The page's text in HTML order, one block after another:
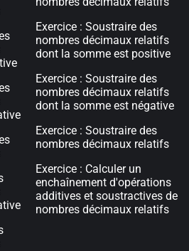
Exercice : Soustraire des
nombres décimaux relatifs
dont la somme est positive
Exercice : Soustraire des
nombres décimaux relatifs
dont la somme est négative
Exercice : Soustraire des
nombres décimaux relatifs
Exercice : Calculer un
enchaînement d'opérations
additives et soustractives de
nombres décimaux relatifs